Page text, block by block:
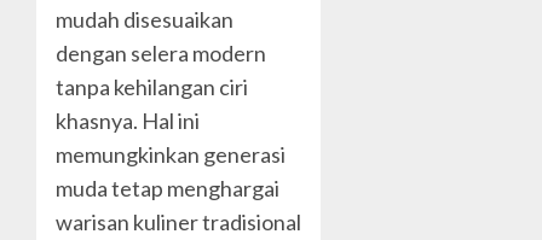
mudah disesuaikan
dengan selera modern
tanpa kehilangan ciri
khasnya. Hal ini
memungkinkan generasi
muda tetap menghargai
warisan kuliner tradisional